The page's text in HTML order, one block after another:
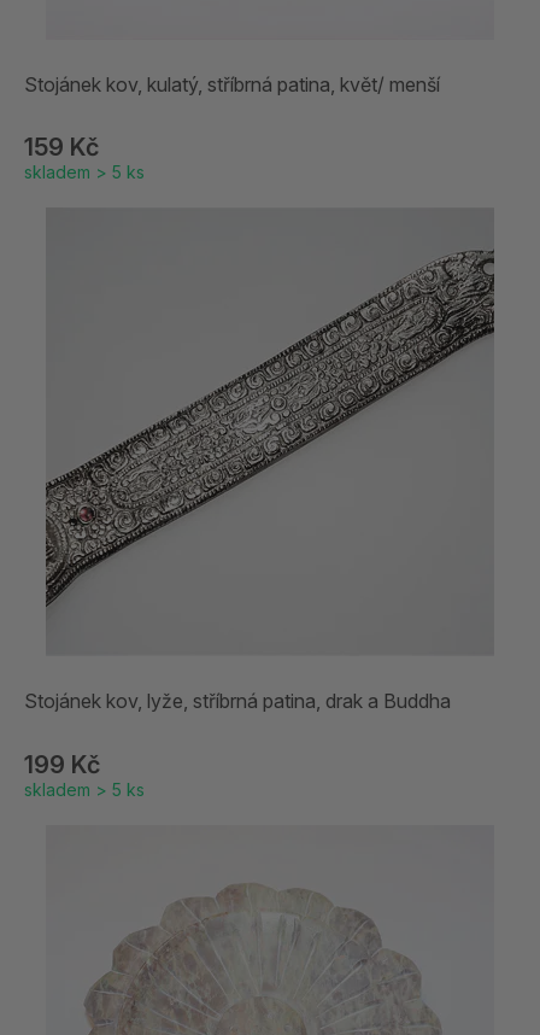
Stojánek kov, kulatý, stříbrná patina, květ/ menší
159 Kč
skladem > 5 ks
Stojánek kov, lyže, stříbrná patina, drak a Buddha
199 Kč
skladem > 5 ks